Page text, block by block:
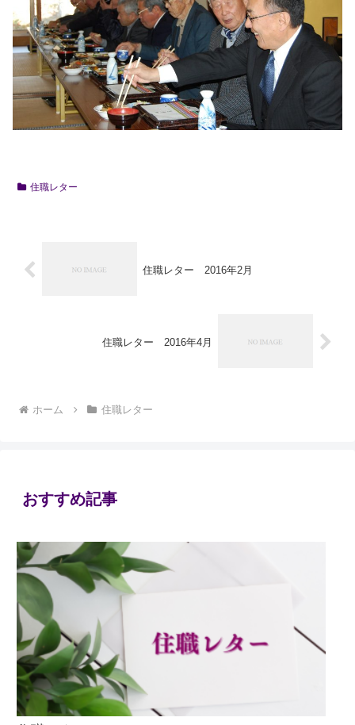
住職レター
住職レター 2016年2月
住職レター 2016年4月
ホーム 住職レター
おすすめ記事